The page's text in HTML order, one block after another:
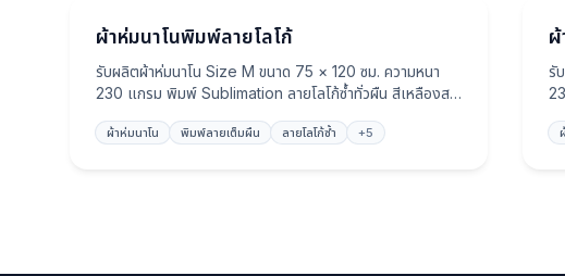
ผ้าห่ม
ผ้าห่มนาโนพิมพ์ลายโลโก้
รับผลิตผ้าห่มนาโน Size M ขนาด 75 × 120 ซม. ความหนา
230 แกรม พิมพ์ Sublimation ลายโลโก้ซ้ำทั่วผืน สีเหลืองสด
แจกงาน และของที่ระลึก
ผ้าห่มนาโน พิมพ์ลายเต็มผืน ลายโลโก้ซ้ำ +5
ผ้
ผ้
รั
ข